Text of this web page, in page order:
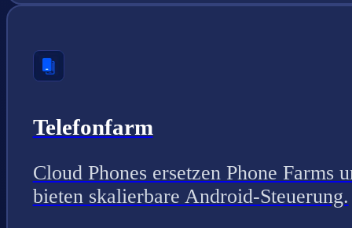
Telefonfarm
Cloud Phones ersetzen Phone Farms
bieten skalierbare Android-Steuerung.